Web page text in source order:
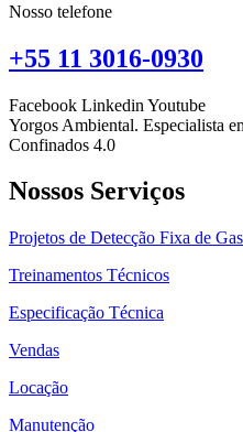
Nosso telefone
+55 11 3016-0930
Facebook Linkedin Youtube
Yorgos Ambiental. Especialista
Confinados 4.0
Nossos Serviços
Projetos de Detecção Fixa de
Treinamentos Técnicos
Especificação Técnica
Vendas
Locação
Manutenção